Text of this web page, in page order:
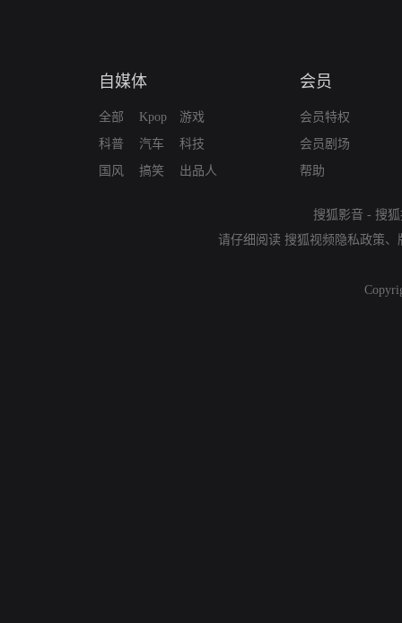
自媒体
全部
科普
国风
Kpop
汽车
搞笑
游戏
科技
出品人
会员
会员特权
会员剧场
帮助
搜狐影音 - 搜
请仔细阅读 搜狐视频隐私政策、